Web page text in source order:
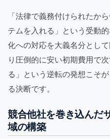
「法律で義務付けられたか
テムを入れる」という受動
化への対応を大義名分とし
り圧倒的に安い初期費用で
る」という逆転の発想こそ
る決断です。
競合他社を巻き込んだ
域の構築